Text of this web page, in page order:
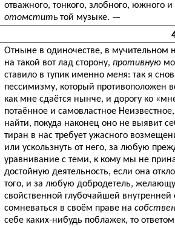
отважного, тонкого, злобного, южного
отомститьтой музыке. —
Отныне в одиночестве, в мучительном
на такой вот лад сторону, противную
ставило в тупик именно меня: так я
пессимизму, который противоположен
как мне сдаётся нынче, и дорогу ко
потаённое и самовластное
найти, покуда наконец оно не выявит
тиран в нас требует ужасного
или ускользнуть от него, за любую
уравнивание с теми, к кому мы не
достойную деятельность, если она
того, и за любую добродетель,
свойственной глубочайшей внутренней
сомневаться в своём праве на
себе каких-нибудь поблажек, то